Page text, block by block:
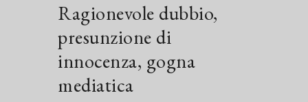
Ragionevole dubbio,
presunzione di
innocenza, gogna
mediatica